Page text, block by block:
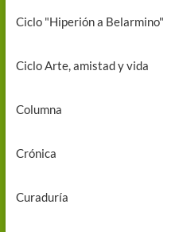
Ciclo "Hiperión a Belarmino"
Ciclo Arte, amistad y vida
Columna
Crónica
Curaduría